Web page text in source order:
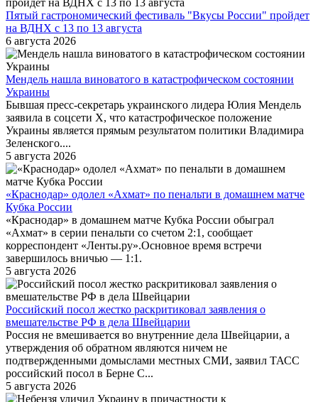
Пятый гастрономический фестиваль "Вкусы России" пройдет
на ВДНХ с 13 по 13 августа
6 августа 2026
Мендель нашла виноватого в катастрофическом состоянии
Украины
Бывшая пресс-секретарь украинского лидера Юлия Мендель
заявила в соцсети X, что катастрофическое положение
Украины является прямым результатом политики Владимира
Зеленского....
5 августа 2026
«Краснодар» одолел «Ахмат» по пенальти в домашнем матче
Кубка России
«Краснодар» в домашнем матче Кубка России обыграл
«Ахмат» в серии пенальти со счетом 2:1, сообщает
корреспондент «Ленты.ру».Основное время встречи
завершилось вничью — 1:1.
5 августа 2026
Российский посол жестко раскритиковал заявления о
вмешательстве РФ в дела Швейцарии
Россия не вмешивается во внутренние дела Швейцарии, а
утверждения об обратном являются ничем не
подтвержденными домыслами местных СМИ, заявил ТАСС
российский посол в Берне С...
5 августа 2026